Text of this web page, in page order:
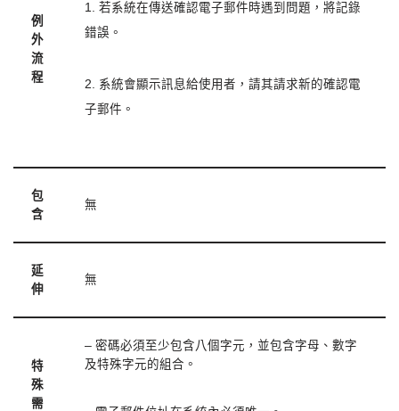
例
外
流
程
1. 若系統在傳送確認電子郵件時遇到問題，將記錄
錯誤。
2. 系統會顯示訊息給使用者，請其請求新的確認電
子郵件。
包
含
無
延
伸
無
特
殊
需
– 密碼必須至少包含八個字元，並包含字母、數字
及特殊字元的組合。